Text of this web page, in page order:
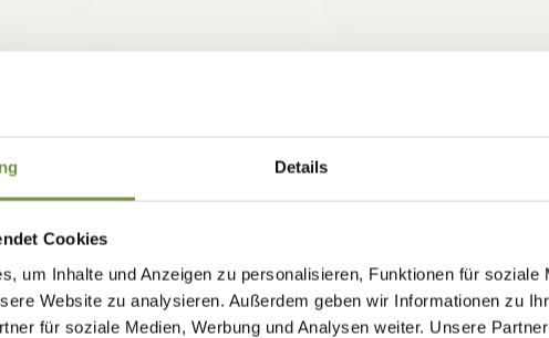
Details
Cookies
um Inhalte und Anzeigen zu personalisieren, Funktionen für soziale
Website zu analysieren. Außerdem geben wir Informationen zu
für soziale Medien, Werbung und Analysen weiter. Unsere